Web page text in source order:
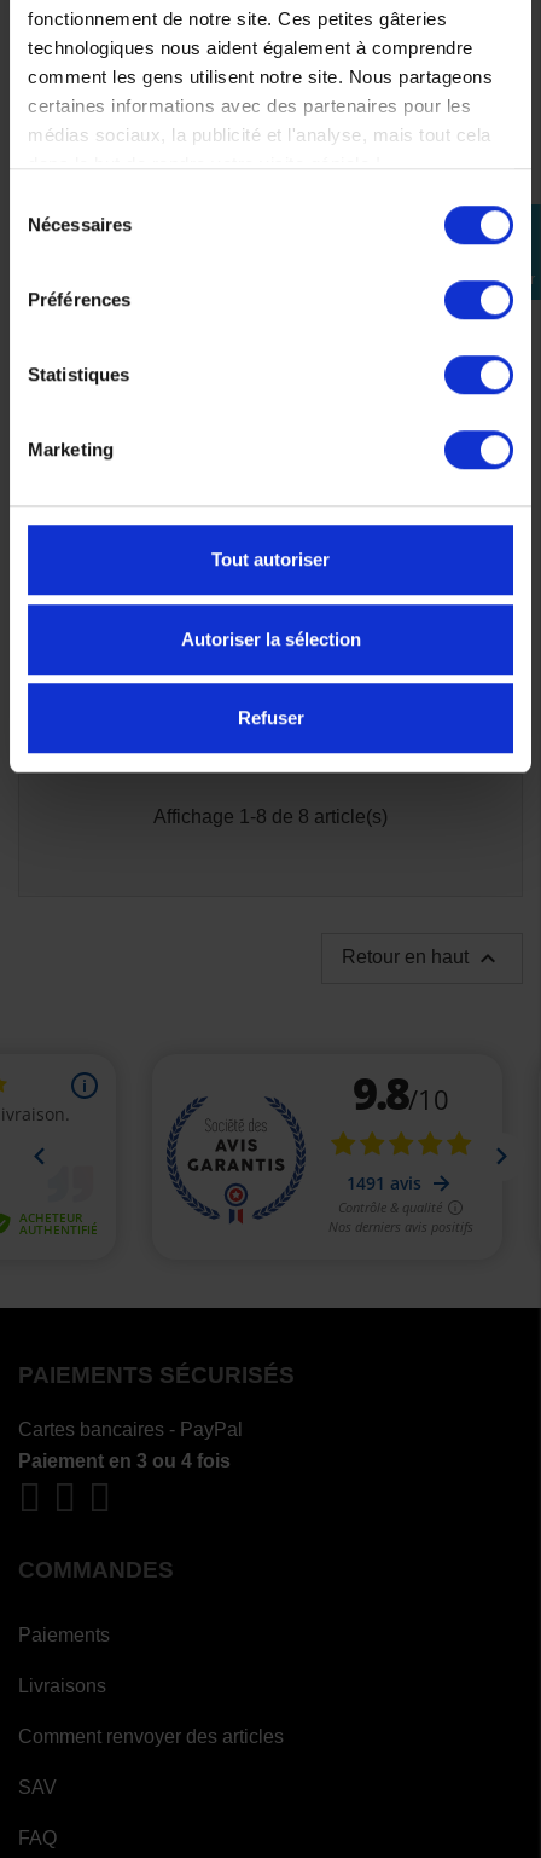
fonctionnement de notre site. Ces petites gâteries
technologiques nous aident également à comprendre
comment les gens utilisent notre site. Nous partageons
certaines informations avec des partenaires pour les
médias sociaux, la publicité et l'analyse, mais tout cela
dans le but de rendre votre visite géniale !
Nécessaires
Préférences
Statistiques
Marketing
Tout autoriser
Autoriser la sélection
Refuser
perm_identity
connecter
Selle Passager Ergo
129,06 €
Support de plaque KTM
Duke 125 / 390
99,00 €
Affichage 1-8 de 8 article(s)
Retour en haut 
PAIEMENTS SÉCURISÉS
Cartes bancaires - PayPal
Paiement en 3 ou 4 fois
COMMANDES
Paiements
Livraisons
Comment renvoyer des articles
SAV
FAQ